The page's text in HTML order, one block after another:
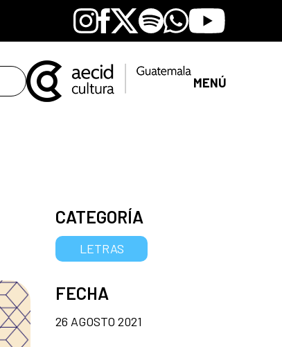
Instagram
Facebook
X SpotifyWhatsapp
Youtube
MENÚ
CATEGORÍA
LETRAS
FECHA
26 AGOSTO 2021